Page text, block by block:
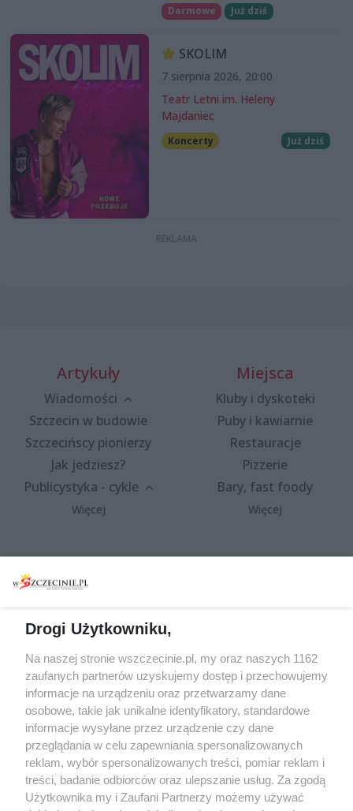
Darmowe
Już dziś
SKOLIM
7 sierpnia 2026, 20:00
Teatr Letni im. Heleny
Majdaniec
Koncerty Już dziś
Artykuły
Wiadomości
Szczecin w budowie
Szczecińscy pionierzy
Jak jedziesz?
Publicystyka - cykle
Więcej
Miejsca
Kluby i dyskoteki
Puby i kawiarnie
Restauracje
Pizzerie
Bary, fast foody
Więcej
Wydarzenia
Warsztaty
Jarmarki, festyny, pchle
targi
Wernisaże
Więcej
Reklama
Redakcja
Specjalny koncert z okazji
20. urodzin portalu
wSzczecinie.pl
Regulamin konkursów
śniadaniówka "Hej
Drogi Użytkowniku,
Na naszej stronie wszczecinie.pl, my oraz naszych 1162
zaufanych partnerów uzyskujemy dostęp i przechowujemy
informacje na urządzeniu oraz przetwarzamy dane
osobowe, takie jak unikalne identyfikatory, standardowe
informacje wysyłane przez urządzenie czy dane
przeglądania w celu zapewniania spersonalizowanych
reklam, wybór spersonalizowanych treści, pomiar reklam i
treści, badanie odbiorców oraz ulepszanie usług. Za zgodą
Użytkownika my i Zaufani Partnerzy możemy używać